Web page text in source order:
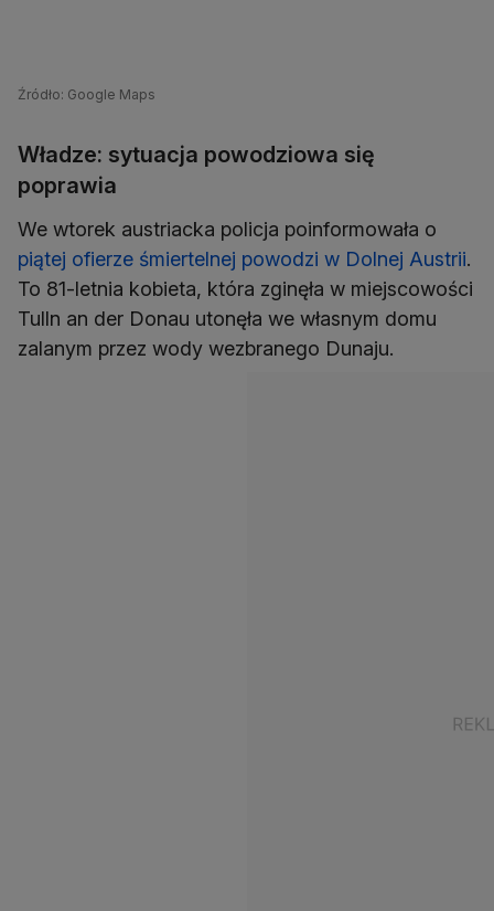
Źródło: Google Maps
Władze: sytuacja powodziowa się
poprawia
We wtorek austriacka policja poinformowała o
piątej ofierze śmiertelnej powodzi w Dolnej Austrii.
To 81-letnia kobieta, która zginęła w miejscowości
Tulln an der Donau utonęła we własnym domu
zalanym przez wody wezbranego Dunaju.